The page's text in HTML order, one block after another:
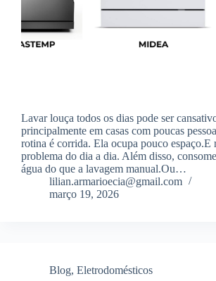
Lavar louça todos os dias pode ser
principalmente em casas com poucas
rotina é corrida. Ela ocupa pouco espaço.E
problema do dia a dia. Além disso,
água do que a lavagem manual.Ou…
lilian.armarioecia@gmail.com
março 19, 2026
Blog, Eletrodomésticos